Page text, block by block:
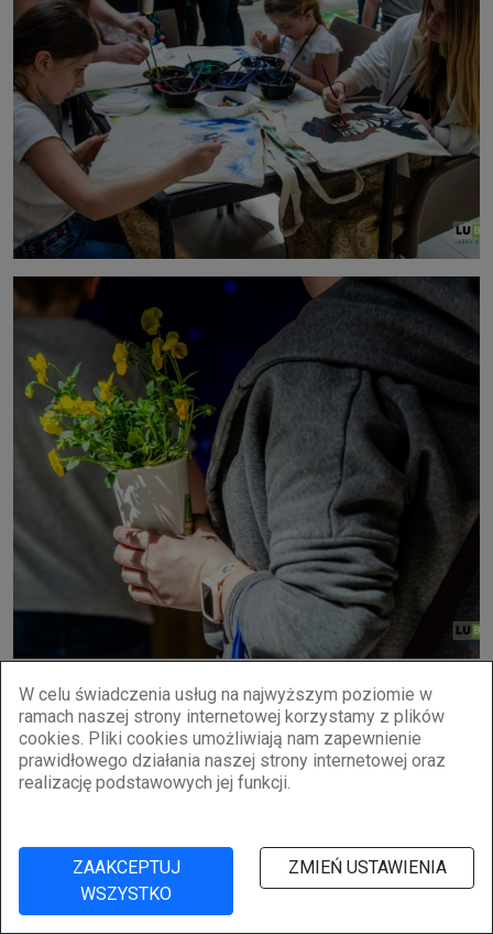
W celu świadczenia usług na najwyższym poziomie w
ramach naszej strony internetowej korzystamy z plików
cookies. Pliki cookies umożliwiają nam zapewnienie
prawidłowego działania naszej strony internetowej oraz
realizację podstawowych jej funkcji.
ZAAKCEPTUJ
WSZYSTKO
ZMIEŃ USTAWIENIA